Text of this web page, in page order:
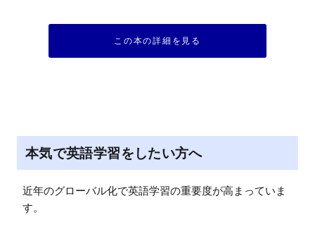
この本の詳細を見る
本気で英語学習をしたい方へ
近年のグローバル化で英語学習の重要度が高まっていま
す。